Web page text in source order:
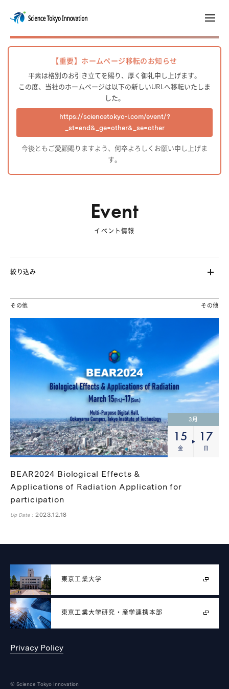
す。（フェーズ2で対応）
【重要】ホームページ移転のお知らせ
平素は格別のお引き立てを賜り、厚く御礼申し上げます。
この度、当社のホームページは以下の新しいURLへ移転いたしま
した。
https://sciencetokyo-i.com/event/?
_st=end&_ge=other&_se=other
今後ともご愛顧賜りますよう、何卒よろしくお願い申し上げま
す。
Event
イベント情報
絞り込み
その他 その他
3月
15
金
17
日
BEAR2024 Biological Effects &
Applications of Radiation Application for
participation
Up Date : 2023.12.18
東京工業大学
東京工業大学研究・産学連携本部
Privacy Policy
© Science Tokyo Innovation